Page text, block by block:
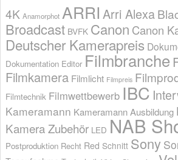
4K Anamorphot ARRI Arri Alexa
Broadcast BVFK Canon Canon
Deutscher Kamerapreis
Dokumentation Editor Filmbranche
Filmkamera Filmlicht Filmpreis
Filmtechnik Filmwettbewerb IBC
Kameramann Kameramann Ausbildung
Kamera Zubehör LED NAB
Postproduktion Recht Red Schnitt Sony